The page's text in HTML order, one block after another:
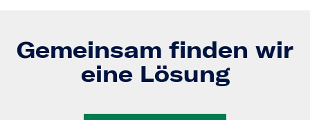
Gemeinsam finden wir
eine Lösung